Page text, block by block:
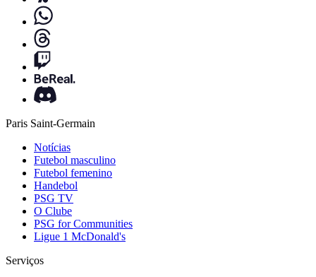
Paris Saint-Germain
Notícias
Futebol masculino
Futebol femenino
Handebol
PSG TV
O Clube
PSG for Communities
Ligue 1 McDonald's
Serviços